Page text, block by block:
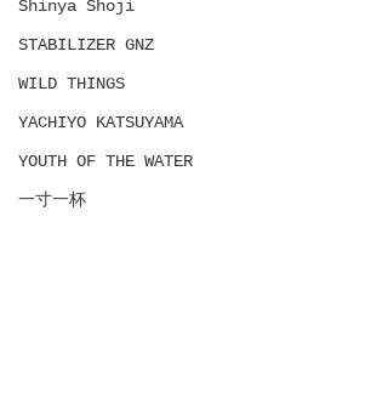
Shinya Shoji
STABILIZER GNZ
WILD THINGS
YACHIYO KATSUYAMA
YOUTH OF THE WATER
一寸一杯